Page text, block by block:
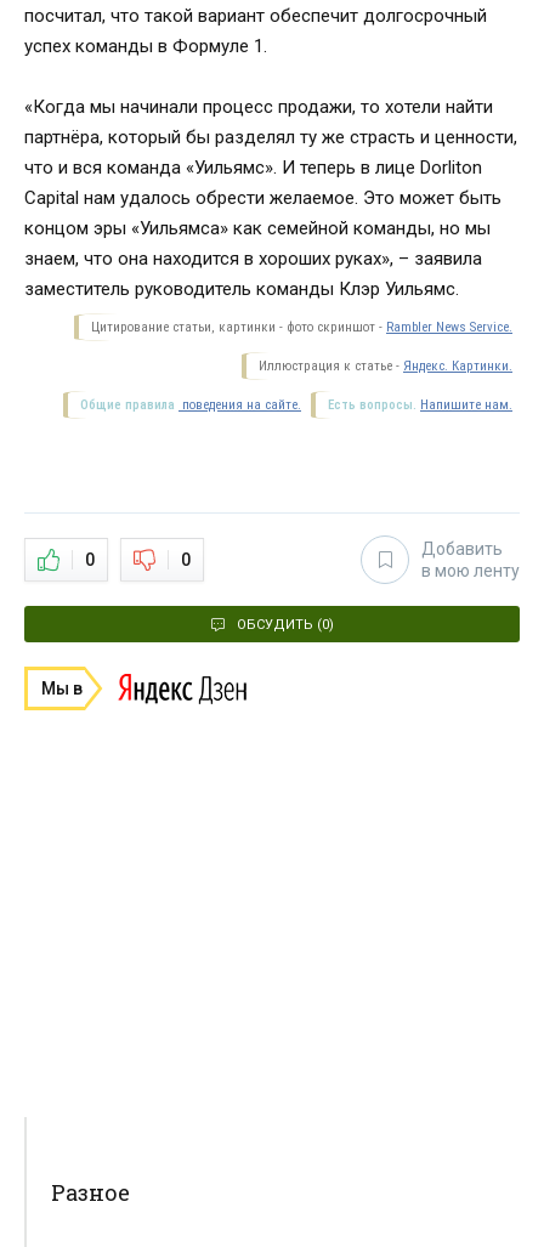
посчитал, что такой вариант обеспечит долгосрочный
успех команды в Формуле 1.
«Когда мы начинали процесс продажи, то хотели найти
партнёра, который бы разделял ту же страсть и ценности,
что и вся команда «Уильямс». И теперь в лице Dorliton
Capital нам удалось обрести желаемое. Это может быть
концом эры «Уильямса» как семейной команды, но мы
знаем, что она находится в хороших руках», – заявила
заместитель руководитель команды Клэр Уильямс.
Цитирование статьи, картинки - фото скриншот - Rambler News Service.
Иллюстрация к статье - Яндекс. Картинки.
Есть вопросы. Напишите нам.
Общие правила поведения на сайте.
0 0
Добавить
в мою ленту
ОБСУДИТЬ (0)
Мы в
Разное